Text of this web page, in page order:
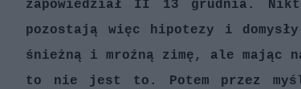
zapowiedział II 13 grudnia.
pozostają więc hipotezy i
śnieżną i mroźną zimę, ale mając
to nie jest to. Potem przez